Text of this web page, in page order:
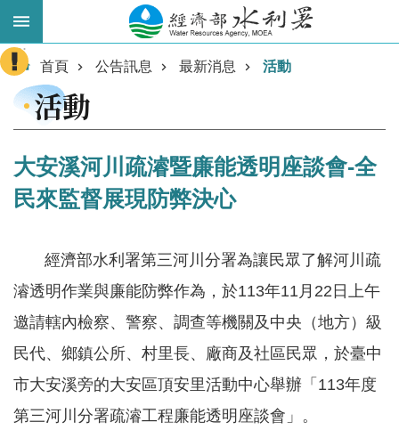
跳到主要內容區塊
進
階
搜
業
務
主
:::
首頁 公告訊息 最新消息 活動
活動
大安溪河川疏濬暨廉能透明座談會-全
民來監督展現防弊決心
經濟部水利署第三河川分署為讓民眾了解河川疏
濬透明作業與廉能防弊作為，於113年11月22日上午
邀請轄內檢察、警察、調查等機關及中央（地方）級
民代、鄉鎮公所、村里長、廠商及社區民眾，於臺中
市大安溪旁的大安區頂安里活動中心舉辦「113年度
第三河川分署疏濬工程廉能透明座談會」。